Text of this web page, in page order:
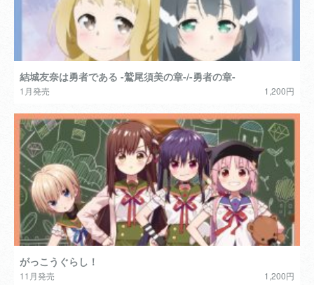
結城友奈は勇者である -鷲尾須美の章-/-勇者の章-
1月発売 1,200円
がっこうぐらし！
11月発売 1,200円